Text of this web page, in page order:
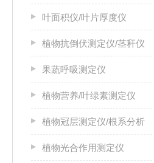
叶面积仪/叶片厚度仪
植物抗倒伏测定仪/茎秆仪
果蔬呼吸测定仪
植物营养/叶绿素测定仪
植物冠层测定仪/根系分析
植物光合作用测定仪